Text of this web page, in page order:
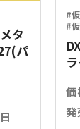
タ
パ
#
#
価